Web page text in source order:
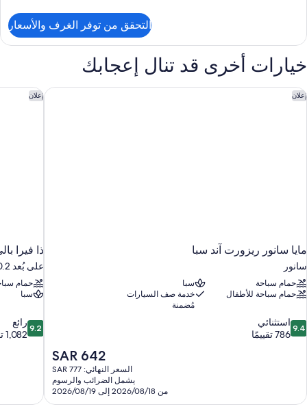
Superior
Room
التحقق من توفر الغرف والأسعار
خيارات أخرى قد تنال إعجابك
إعلان
مايا سانور ريزورت آند سبا
سانور
حمام سباحة
سبا
حمام سباحة للأطفال
خدمة صف السيارات
مُضمنة
9.4
من
9.4 استثنائي
786 تقييمًا
السعر
الحالي
هو
SAR
642
SAR 642
السعر النهائي: SAR 777
يشمل الضرائب والرسوم
من 2026/08/18 إلى 2026/08/19
مايا سانور ريزورت آند سبا إعلان
ذا فيرا
على بُعد 10.2 كم من دينباسار
حمام
سبا
9.2
من
9.2 رائع
1,082 تقييمًا
ذا فيرا